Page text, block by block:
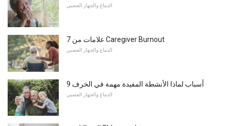
الدماغ والجهاز العصبي
7 علامات من Caregiver Burnout
الدماغ والجهاز العصبي
9 أسباب لماذا الأنشطة المفيدة مهمة في الخرف
الدماغ والجهاز العصبي